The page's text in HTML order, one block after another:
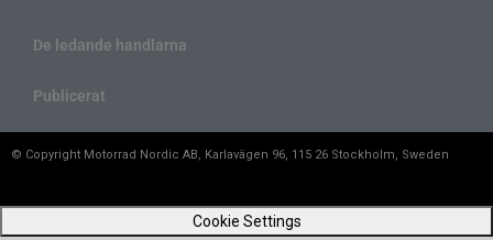
De ledande handlarna
Publicerat
© Copyright Motorrad Nordic AB, Karlavägen 96, 115 26 Stockholm, Sweden
Cookie Settings